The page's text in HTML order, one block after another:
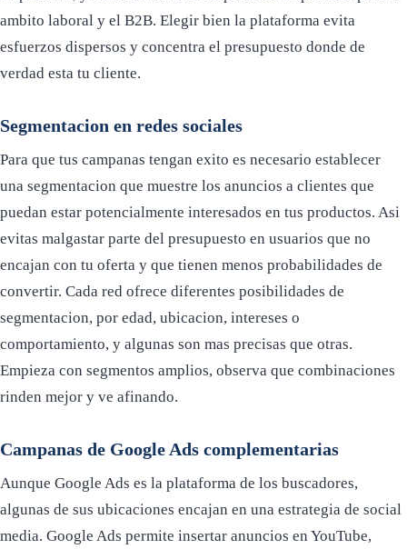
ambito laboral y el B2B. Elegir bien la plataforma evita
esfuerzos dispersos y concentra el presupuesto donde de
verdad esta tu cliente.
Segmentacion en redes sociales
Para que tus campanas tengan exito es necesario establecer
una segmentacion que muestre los anuncios a clientes que
puedan estar potencialmente interesados en tus productos. Asi
evitas malgastar parte del presupuesto en usuarios que no
encajan con tu oferta y que tienen menos probabilidades de
convertir. Cada red ofrece diferentes posibilidades de
segmentacion, por edad, ubicacion, intereses o
comportamiento, y algunas son mas precisas que otras.
Empieza con segmentos amplios, observa que combinaciones
rinden mejor y ve afinando.
Campanas de Google Ads complementarias
Aunque Google Ads es la plataforma de los buscadores,
algunas de sus ubicaciones encajan en una estrategia de social
media. Google Ads permite insertar anuncios en YouTube,